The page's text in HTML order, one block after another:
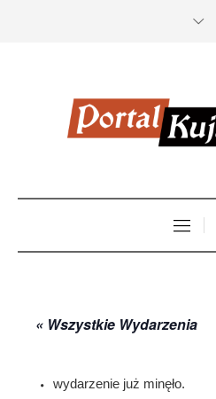
« Wszystkie Wydarzenia
wydarzenie już minęło.